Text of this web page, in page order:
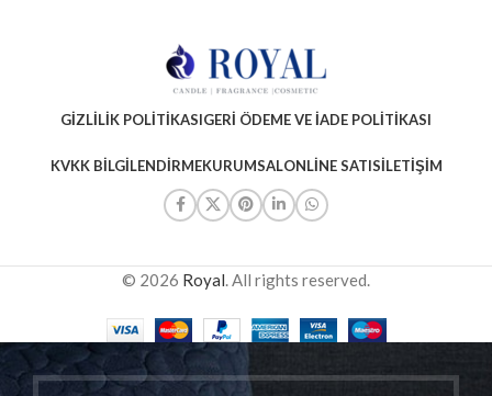
GIZLILIK POLITIKASIGERI ÖDEME VE İADE POLITIKASI
KVKK BILGILENDIRMEKURUMSALONLINE SATISİLETIŞIM
© 2026 Royal. All rights reserved.